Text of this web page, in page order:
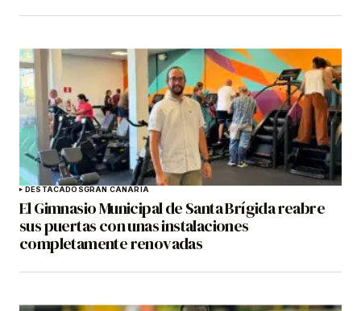
DESTACADOSGRAN CANARIA
El Gimnasio Municipal de Santa Brígida reabre
sus puertas con unas instalaciones
completamente renovadas